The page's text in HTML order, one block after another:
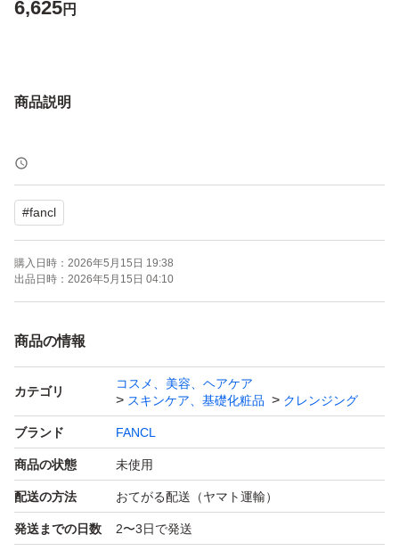
6,625円
商品説明
#fancl
購入日時： 2026年5月15日 19:38
出品日時： 2026年5月15日 04:10
商品の情報
カテゴリ
コスメ、美容、ヘアケア
スキンケア、基礎化粧品
クレンジング
ブランド FANCL
商品の状態 未使用
配送の方法 おてがる配送（ヤマト運輸）
発送までの日数 2〜3日で発送